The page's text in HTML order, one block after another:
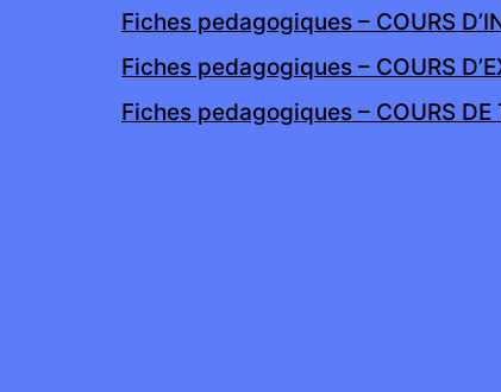
Fiches pedagogiques – COURS
Fiches pedagogiques – COURS
Fiches pedagogiques – COURS DE